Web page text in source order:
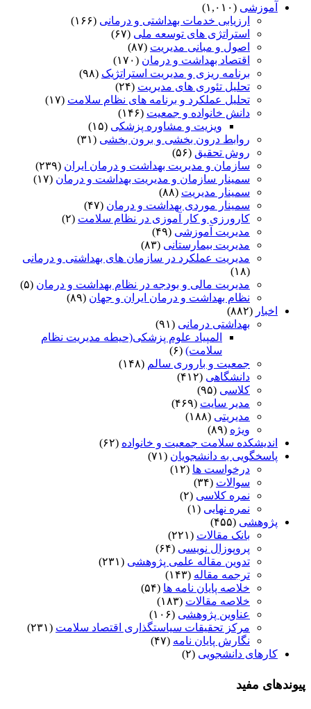
.Ph.D
آموزشی (۱,۰۱۰)
ارزیابی خدمات بهداشتی و درمانی (۱۶۶)
استراتژی های توسعه ملی (۶۷)
اصول و مبانی مدیریت (۸۷)
اقتصاد بهداشت و درمان (۱۷۰)
برنامه ریزی و مدیریت استراتژیک (۹۸)
تحلیل تئوری های مدیریت (۲۴)
تحلیل عملکرد و برنامه های نظام سلامت (۱۷)
دانش خانواده و جمعیت (۱۴۶)
ویزیت و مشاوره پزشکی (۱۵)
روابط درون بخشی و برون بخشی (۳۱)
روش تحقیق (۵۶)
سازمان و مدیریت بهداشت و درمان ایران (۲۳۹)
سمینار سازمان و مدیریت بهداشت و درمان (۱۷)
سمینار مدیریت (۸۸)
سمینار موردی بهداشت و درمان (۴۷)
کارورزی و کار آموزی در نظام سلامت (۲)
مدیریت آموزشی (۴۹)
مدیریت بیمارستانی (۸۳)
مدیریت عملکرد در سازمان های بهداشتی و درمانی
(۱۸)
مدیریت مالی و بودجه در نظام بهداشت و درمان (۵)
نظام بهداشت و درمان ایران و جهان (۸۹)
اخبار (۸۸۲)
بهداشتی درمانی (۹۱)
المپیاد علوم پزشکی(حیطه مدیریت نظام
سلامت) (۶)
جمعیت و باروری سالم (۱۴۸)
دانشگاهی (۴۱۲)
کلاسی (۹۵)
مدیر سایت (۴۶۹)
مدیریتی (۱۸۸)
ویژه (۸۹)
اندیشکده سلامت جمعیت و خانواده (۶۲)
پاسخگویی به دانشجویان (۷۱)
درخواست ها (۱۲)
سوالات (۳۴)
نمره کلاسی (۲)
نمره نهایی (۱)
پژوهشی (۴۵۵)
بانک مقالات (۲۲۱)
پروپوزال نویسی (۶۴)
تدوین مقاله علمی پژوهشی (۲۳۱)
ترجمه مقاله (۱۴۳)
خلاصه پایان نامه ها (۵۴)
خلاصه مقالات (۱۸۳)
عناوین پژوهشی (۱۰۶)
مرکز تحقیقات سیاستگذاری اقتصاد سلامت (۲۳۱)
نگارش پایان نامه (۴۷)
کارهای دانشجویی (۲)
پیوندهای مفید